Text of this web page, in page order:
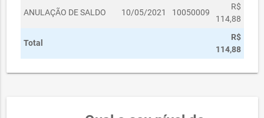
ANULAÇÃO DE SALDO 10/05/2021 10050009
R$
114,88
Total
R$
114,88